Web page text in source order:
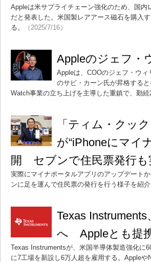
Appleは米サプライチェーン強化のため、国
だと発表した。米国製レアアース磁石を購入
る。
（2025/7/16）
Appleのジェフ・
Appleは、COOのジェフ・ウ
のサビ・カーン氏が昇格する
Watch事業の立ち上げを主導した重鎮で、勤続
「ティム・クッ
が“iPhoneにマイ
開 セブンで住民票発行も
実際にマイナポータルアプリのアップデート
ンに足を運んで住民票の発行を行う様子を紹介
Texas
へ Appleとも提
Texas Instrumentsが、米国半導体製造強化に
に7工場を新設し6万人超を雇用する。Apple